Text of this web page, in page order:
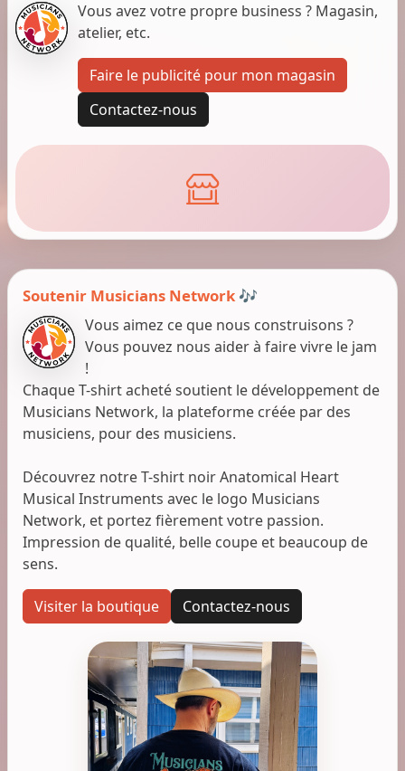
Vous avez votre propre business ? Magasin,
atelier, etc.
Faire le publicité pour mon magasin
Contactez-nous
Soutenir Musicians Network 🎶
Vous aimez ce que nous construisons ?
Vous pouvez nous aider à faire vivre le jam
!
Chaque T-shirt acheté soutient le développement de
Musicians Network, la plateforme créée par des
musiciens, pour des musiciens.
Découvrez notre T-shirt noir Anatomical Heart
Musical Instruments avec le logo Musicians
Network, et portez fièrement votre passion.
Impression de qualité, belle coupe et beaucoup de
sens.
Visiter la boutique Contactez-nous